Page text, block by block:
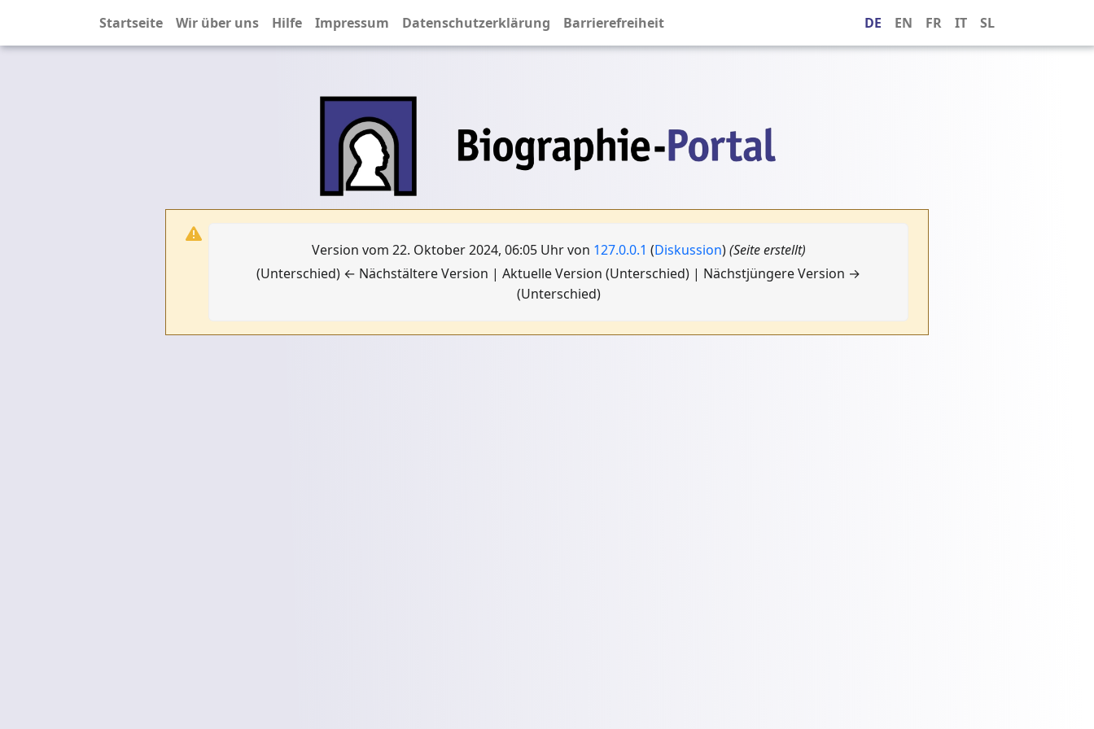
Startseite Wir über uns Hilfe Impressum Datenschutzerklärung Barrierefreiheit DE EN FR IT SL
Version vom 22. Oktober 2024, 06:05 Uhr von 127.0.0.1 (Diskussion) (Seite erstellt)
(Unterschied) ← Nächstältere Version | Aktuelle Version (Unterschied) | Nächstjüngere Version →
(Unterschied)